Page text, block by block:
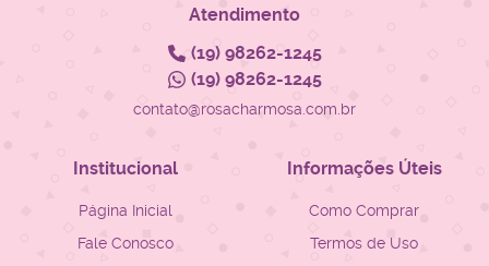
Atendimento
(19)98262-1245
(19)98262-1245
contato@rosacharmosa.com.br
Institucional
Página Inicial
Fale Conosco
Informações Úteis
Como Comprar
Termos de Uso